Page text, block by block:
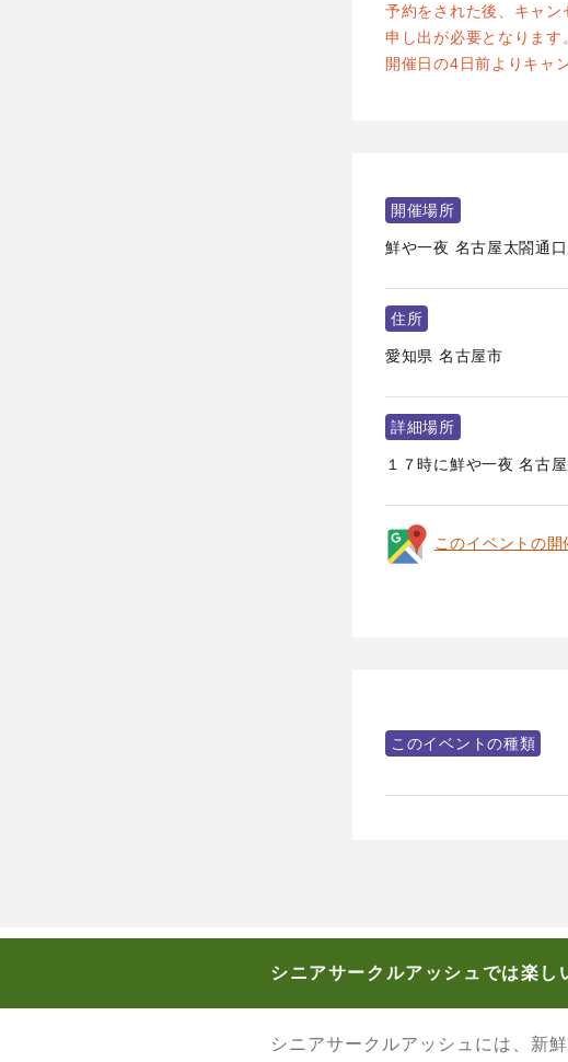
予約をされた後、キャ
申し出が必要となります
開催日の4日前よりキャ
開催場所
鮮や一夜 名古屋太閤通
住所
愛知県 名古屋市
詳細場所
１７時に鮮や一夜 名古
このイベントの
このイベントの種類
シニアサークルアッシュでは楽し
シニアサークルアッシュには、新